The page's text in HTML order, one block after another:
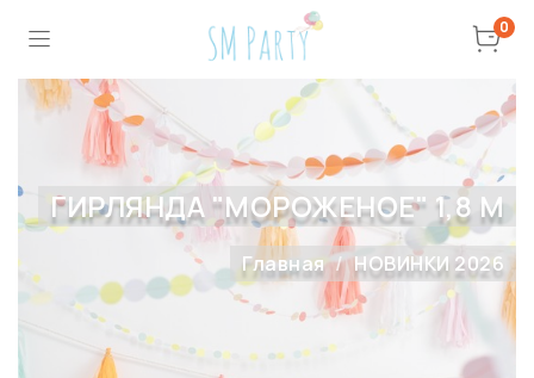
0
ГИРЛЯНДА "МОРОЖЕНОЕ" 1,8 М
Главная НОВИНКИ 2026